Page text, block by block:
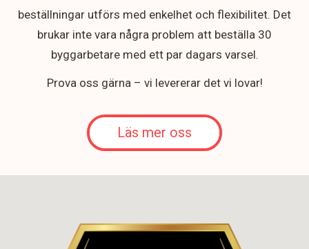
beställningar utförs med enkelhet och flexibilitet. Det
brukar inte vara några problem att beställa 30
byggarbetare med ett par dagars varsel.
Prova oss gärna – vi levererar det vi lovar!
Läs mer oss